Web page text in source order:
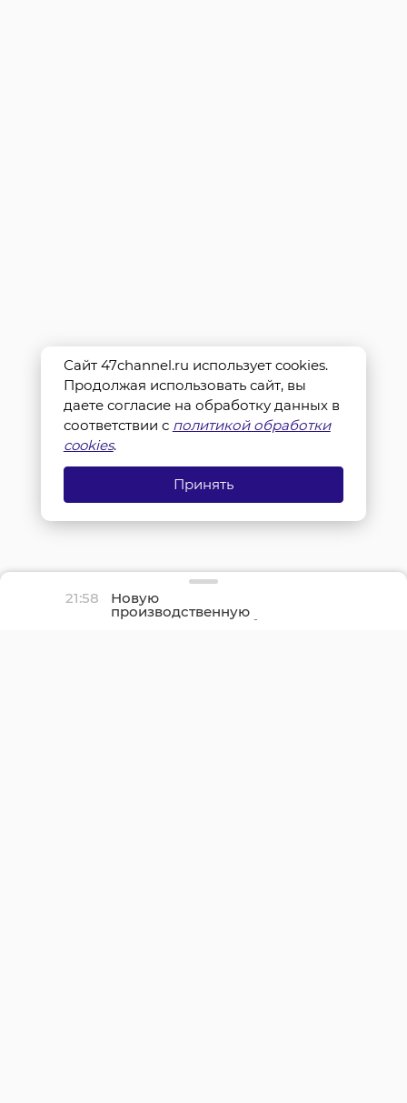
21:58 Новую
производственную
площадку птицефабрики
Сайт 47channel.ru использует cookies.
Продолжая использовать сайт, вы
даете согласие на обработку данных в
соответствии с политикой обработки
cookies.
Принять